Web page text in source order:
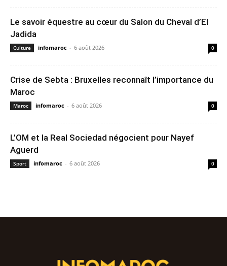
Le savoir équestre au cœur du Salon du Cheval d’El
Jadida
Culture infomaroc - 6 août 2026 0
Crise de Sebta : Bruxelles reconnaît l’importance du
Maroc
Maroc infomaroc - 6 août 2026 0
L’OM et la Real Sociedad négocient pour Nayef
Aguerd
Sport infomaroc - 6 août 2026 0